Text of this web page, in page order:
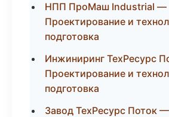
НПП ПроМаш Industrial —
Проектирование и
подготовка
Инжиниринг ТехРесурс
Проектирование и
подготовка
Завод ТехРесурс Поток —